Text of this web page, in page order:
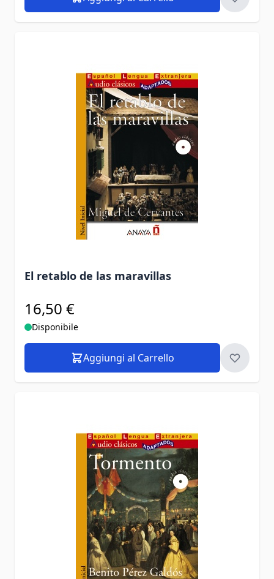
El retablo de las maravillas
16,50 €
Disponibile
Aggiungi al Carrello